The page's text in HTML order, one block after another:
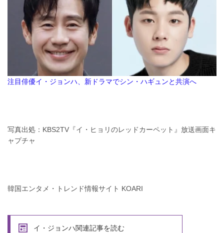
注目俳優イ・ジョンハ、新ドラマでシン・ハギュンと共演へ
写真出処：KBS2TV『イ・ヒョリのレッドカーペット』放送画面キ
ャプチャ
韓国エンタメ・トレンド情報サイト KOARI
イ・ジョンハ関連記事を読む